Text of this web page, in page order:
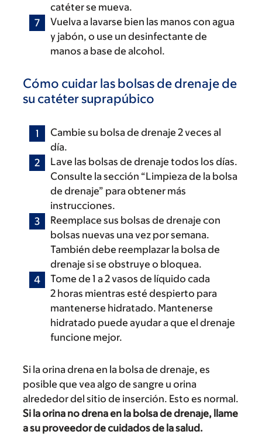
catéter se mueva.
Vuelva a lavarse bien las manos con agua
y jabón, o use un desinfectante de
manos a base de alcohol.
Cómo cuidar las bolsas de drenaje de
su catéter suprapúbico
Cambie su bolsa de drenaje 2 veces al
día.
Lave las bolsas de drenaje todos los días.
Consulte la sección “Limpieza de la bolsa
de drenaje” para obtener más
instrucciones.
Reemplace sus bolsas de drenaje con
bolsas nuevas una vez por semana.
También debe reemplazar la bolsa de
drenaje si se obstruye o bloquea.
Tome de 1 a 2 vasos de líquido cada
2 horas mientras esté despierto para
mantenerse hidratado. Mantenerse
hidratado puede ayudar a que el drenaje
funcione mejor.
Si la orina drena en la bolsa de drenaje, es
posible que vea algo de sangre u orina
alrededor del sitio de inserción. Esto es normal.
Si la orina no drena en la bolsa de drenaje, llame
a su proveedor de cuidados de la salud.